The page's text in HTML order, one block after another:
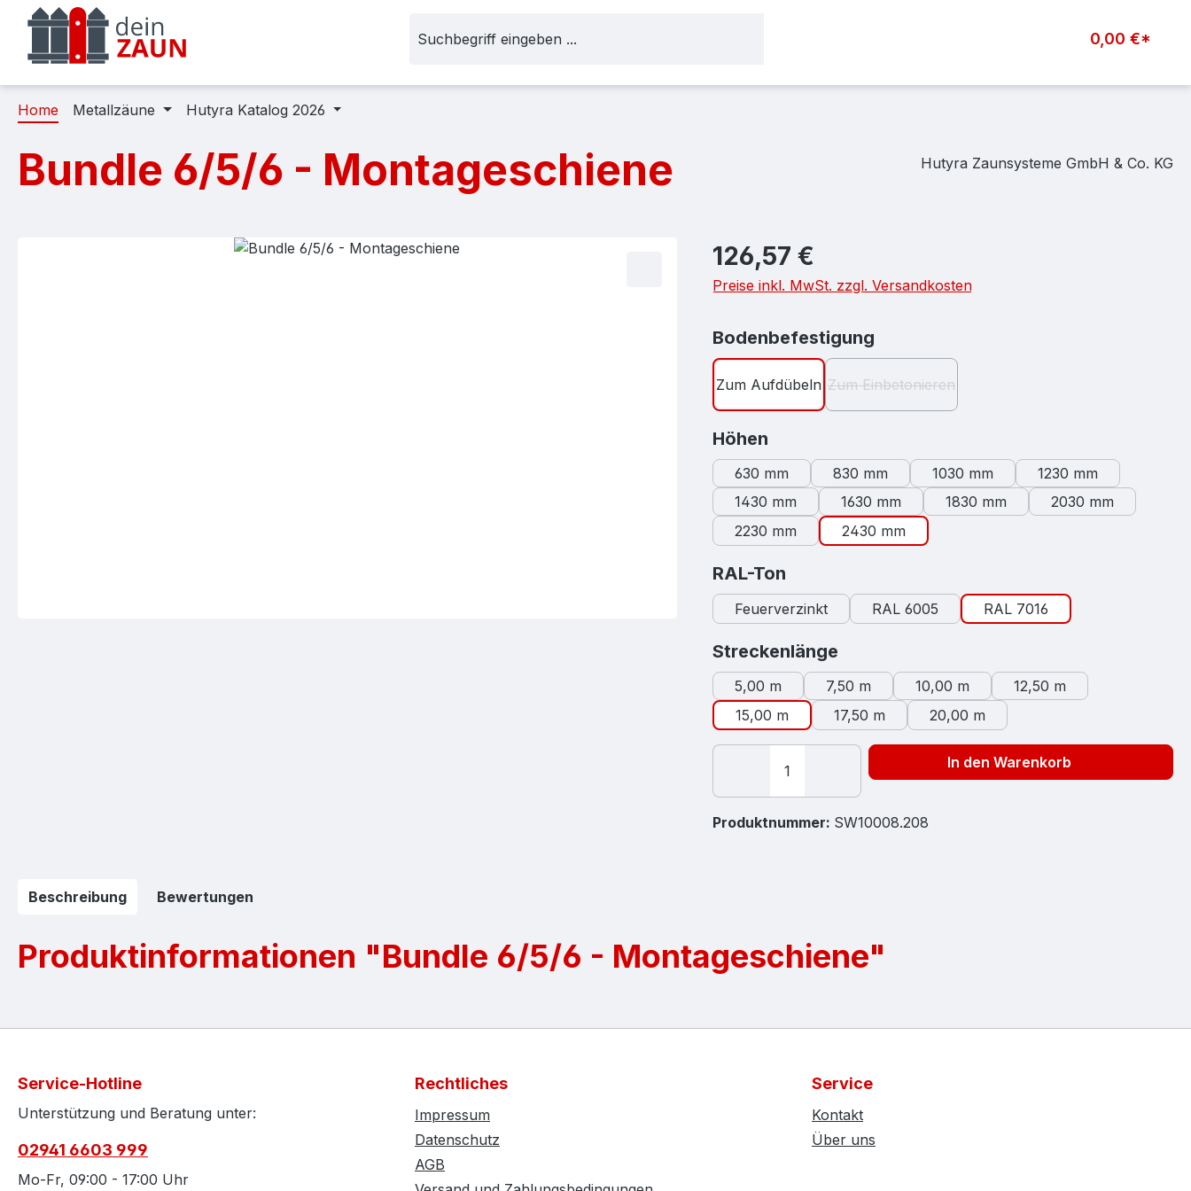
Hauptinhalt springen
Zur Suche springen
Zur Hauptnavigation springen
0,00 €*
Home Metallzäune Hutyra Katalog 2026
Bundle 6/5/6 - Montageschiene Hutyra Zaunsysteme GmbH & Co. KG
Regulärer Preis:
126,57 €
Preise inkl. MwSt. zzgl. Versandkosten
Bodenbefestigung
Zum Aufdübeln Zum Einbetonieren
(Diese Option ist zurzeit nicht verfügbar.)
Höhen
630 mm 830 mm 1030 mm
1230 mm
1430 mm
1630 mm 1830 mm
2030 mm
2230 mm
2430 mm
RAL-Ton
Feuerverzinkt RAL 6005 RAL 7016
Streckenlänge
5,00 m 7,50 m 10,00 m
12,50 m
15,00 m
17,50 m 20,00 m
In den Warenkorb
Produktnummer: SW10008.208
Beschreibung Bewertungen
Produktinformationen "Bundle 6/5/6 - Montageschiene"
Service-Hotline
Unterstützung und Beratung unter:
02941 6603 999
Mo-Fr, 09:00 - 17:00 Uhr
Rechtliches
Impressum
Datenschutz
AGB
Service
Kontakt
Über uns